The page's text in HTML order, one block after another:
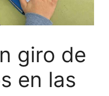
giro de
en las